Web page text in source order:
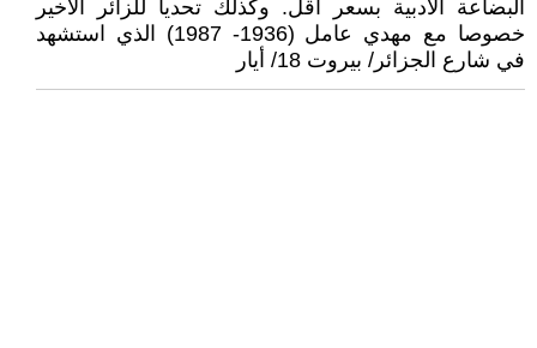
البضاعة الأدبية بسعر أقل. وكذلك تحديا للزائر الأخير
خصوصا مع مهدي عامل (1936- 1987) الذي استشهد
في شارع الجزائر/ بيروت 18/ أيار